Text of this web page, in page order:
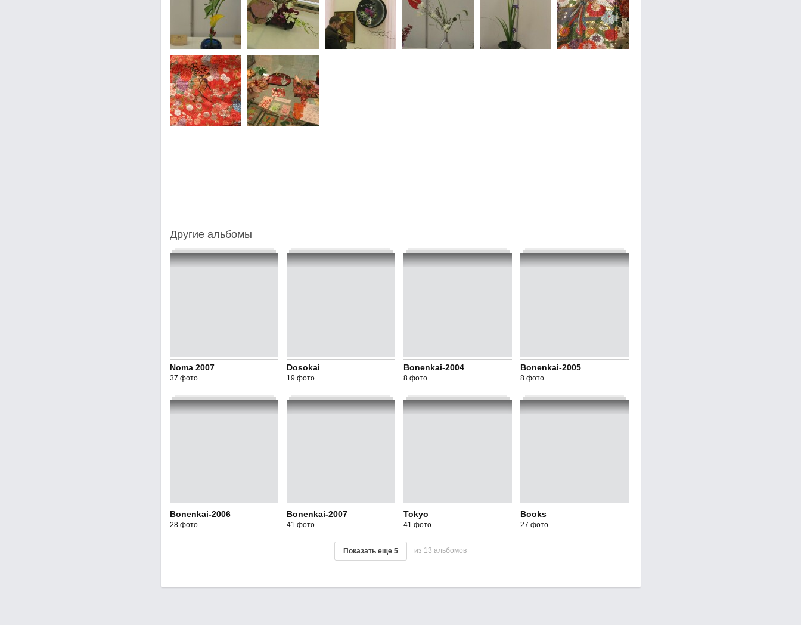
Другие альбомы
Noma 2007
37 фото
Dosokai
19 фото
Bonenkai-2004
8 фото
Bonenkai-2005
8 фото
Bonenkai-2006
28 фото
Bonenkai-2007
41 фото
Tokyo
41 фото
Books
27 фото
Показать еще 5 из 13 альбомов